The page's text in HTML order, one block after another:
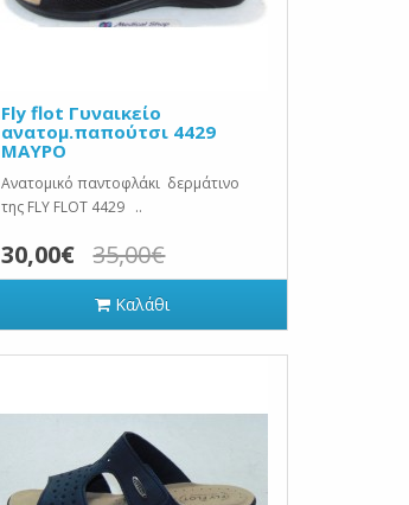
Fly flot Γυναικείο
ανατομ.παπούτσι 4429
ΜΑΥΡΟ
Ανατομικό παντοφλάκι δερμάτινο
της FLY FLOT 4429 ..
30,00€ 35,00€
Καλάθι